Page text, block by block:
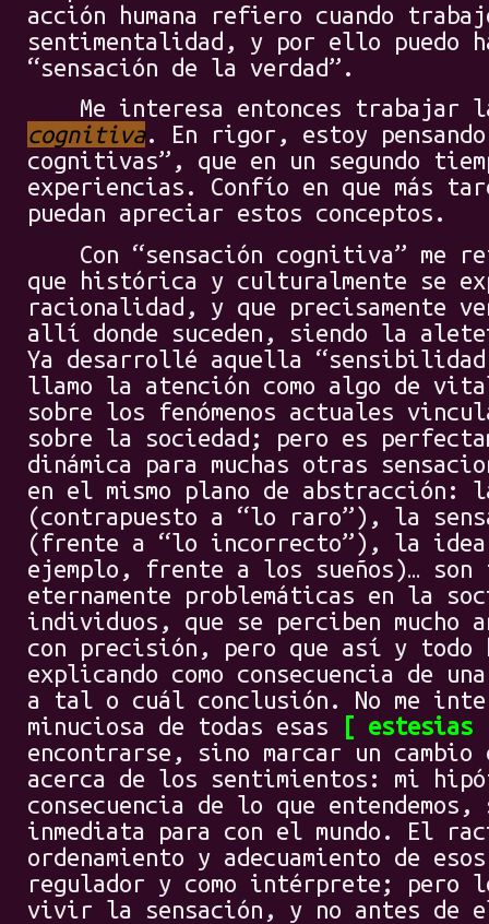
acción humana refiero cuando
sentimentalidad, y por ello puedo
“sensación de la verdad”.
Me interesa entonces trabajar
cognitiva. En rigor, estoy
cognitivas”, que en un segundo
experiencias. Confío en que más
puedan apreciar estos conceptos.
Con “sensación cognitiva” me
que histórica y culturalmente se
racionalidad, y que precisamente
allí donde suceden, siendo la
Ya desarrollé aquella
llamo la atención como algo de
sobre los fenómenos actuales
sobre la sociedad; pero es
dinámica para muchas otras
en el mismo plano de abstracción:
(contrapuesto a “lo raro”), la
(frente a “lo incorrecto”), la idea
ejemplo, frente a los sueños)… son
eternamente problemáticas en la
individuos, que se perciben mucho
con precisión, pero que así y todo
explicando como consecuencia de
a tal o cuál conclusión. No me
minuciosa de todas esas
estesias
encontrarse, sino marcar un
acerca de los sentimientos: mi
consecuencia de lo que
inmediata para con el mundo. El
ordenamiento y adecuamiento de
regulador y como intérprete; pero
vivir la sensación, y no antes de